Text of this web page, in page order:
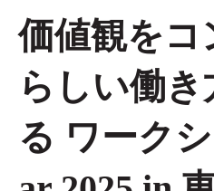
価値観を
らしい働
る ワーク